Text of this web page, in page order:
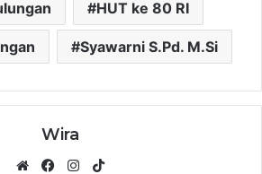
HUT ke 80 RI
Syawarni S.Pd. M.Si
Wira
WebsiteFacebookInstagram